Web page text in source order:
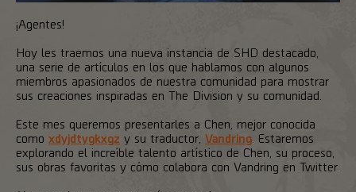
¡Agentes!
Hoy les traemos una nueva instancia de SHD destacado,
una serie de artículos en los que hablamos con algunos
miembros apasionados de nuestra comunidad para mostrar
sus creaciones inspiradas en The Division y su comunidad.
Este mes queremos presentarles a Chen, mejor conocida
como xdyjdtygkxgz y su traductor, Vandring . Estaremos
explorando el increíble talento artístico de Chen, su proceso,
sus obras favoritas y cómo colabora con Vandring en Twitter.